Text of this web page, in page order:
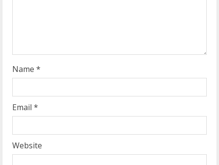
g
Name *
Email *
Website